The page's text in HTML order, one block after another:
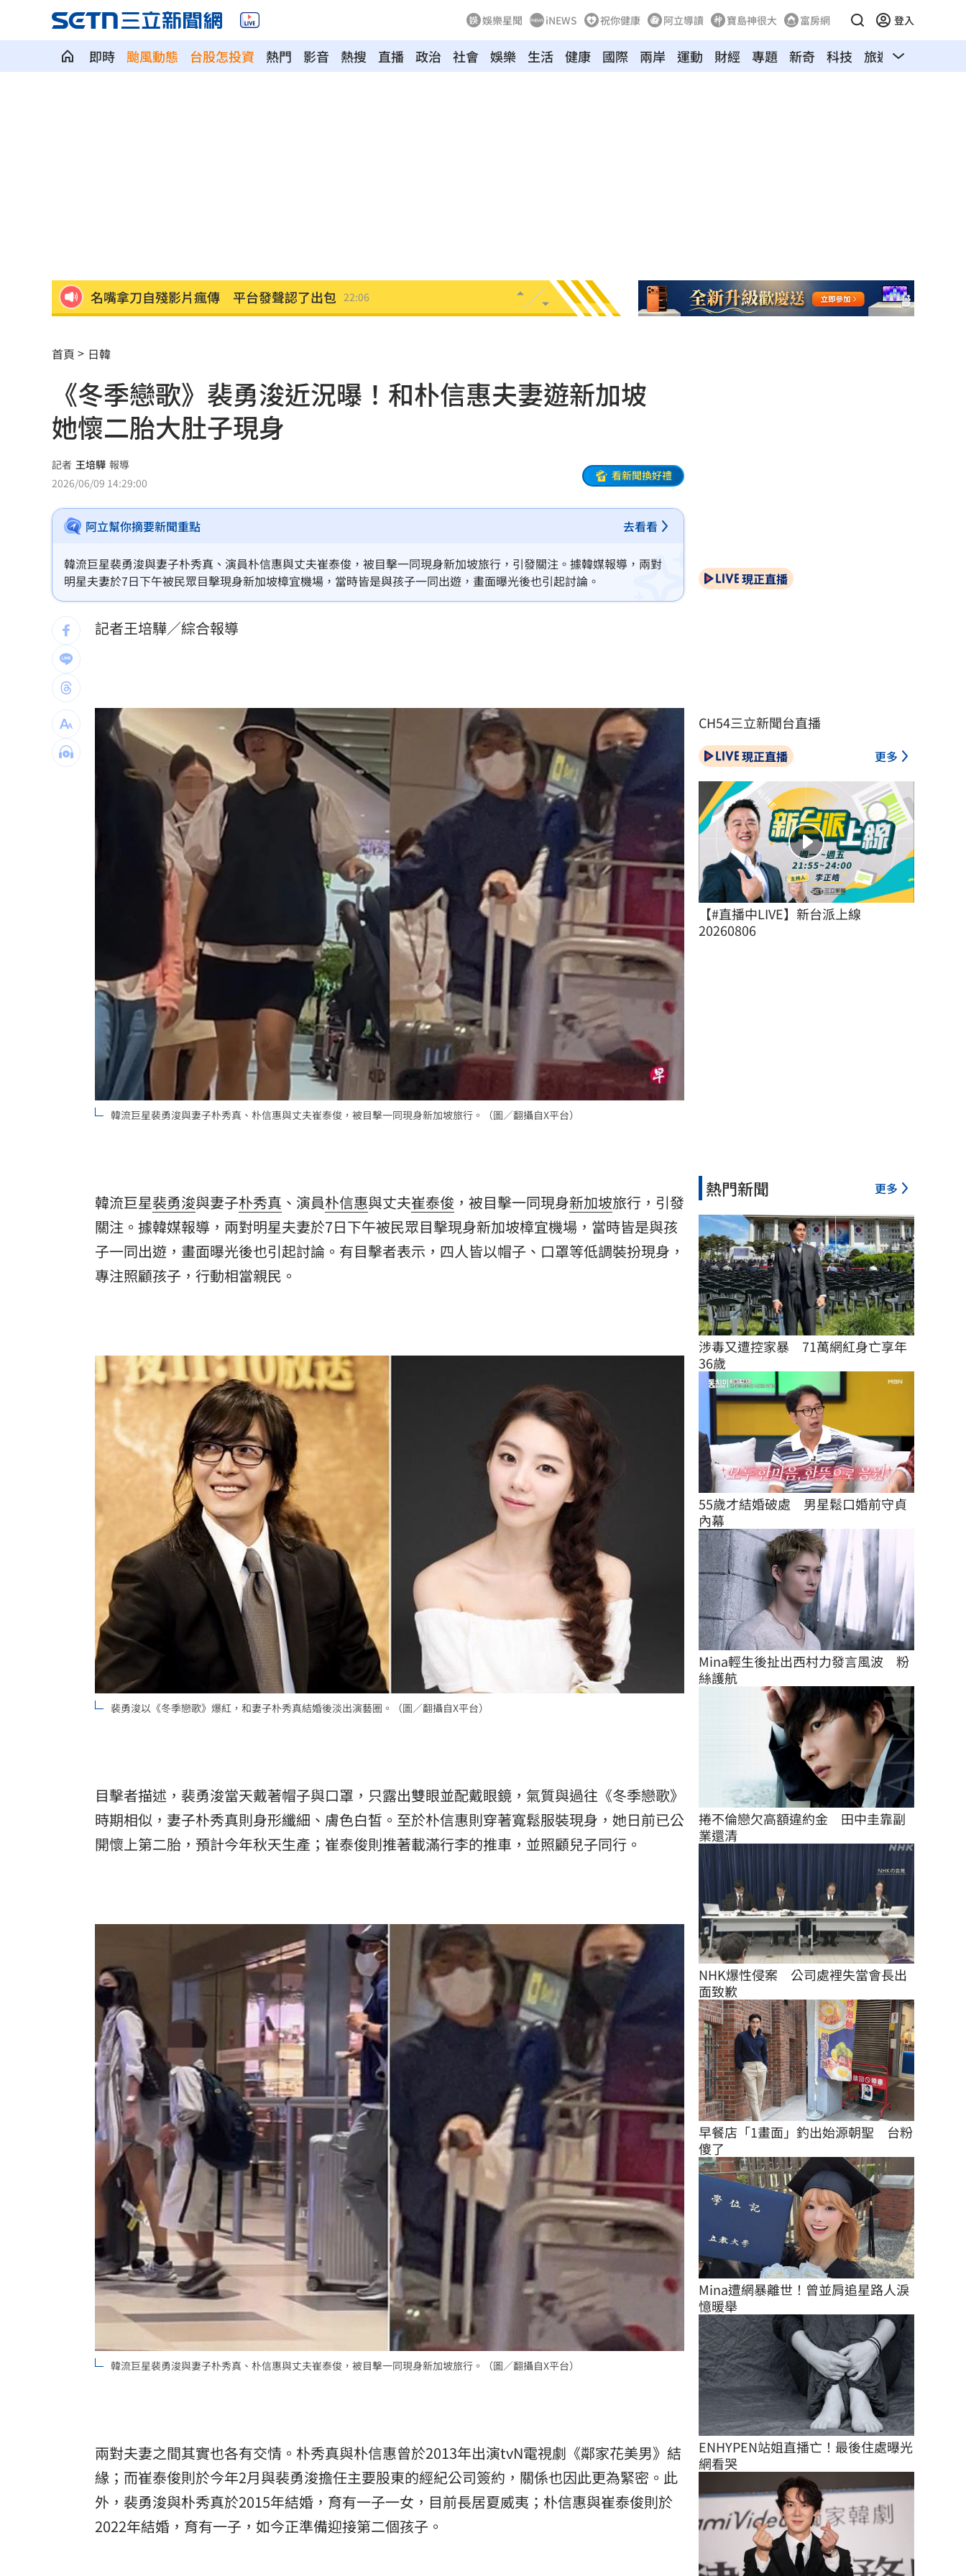
娛樂星聞 iNEWS 祝你健康 阿立導讀 寶島神很大 富房網 登入
即時 颱風動態 台股怎投資 熱門 影音 熱搜 直播 政治 社會 娛樂 生活 健康 國際 兩岸 運動 財經 專題 新奇 科技 旅遊 汽車
13場完封敗後爆發 餅總苦笑：紀錄都破了
黎智英遭重判20年！港府：終止壹傳媒調查 22:10
新／2天前最後露臉 網紅「肥大叔」離世 22:05
地方高官16歲女偷約男網友 遭性虐拍裸照
台人成田機場聽中文5字秒回頭 狂推這物 21:52
媽媽帶孩童偷辣椒罐 業者：一看是慣竊
SpaceX9億股解禁潮來襲 估恐引爆賣壓
羅志祥戲份遭重砍 回應：有存在感就好
王祖賢現蹤機場！踩4萬CHANEL真實狀態曝
竹縣黑馬！鄭朝方「技能包」驚豔全網 21:44
新／美股開盤費半下挫 台指期失守44000點
LIVE三立+24小時直播 15:27
三立iNEWS新聞台線上直播 18:00
理想混蛋號召粉絲跨海追星吃美食！ 18:15
首頁 日韓
《冬季戀歌》裴勇浚近況曝！和朴信惠夫妻遊新加坡
她懷二胎大肚子現身
記者 王培驊 報導
2026/06/09 14:29:00
看新聞換好禮
阿立幫你摘要新聞重點 去看看
韓流巨星裴勇浚與妻子朴秀真、演員朴信惠與丈夫崔泰俊，被目擊一同現身新加坡旅行，引發關注。據韓媒報導，兩對
明星夫妻於7日下午被民眾目擊現身新加坡樟宜機場，當時皆是與孩子一同出遊，畫面曝光後也引起討論。
記者王培驊／綜合報導
韓流巨星裴勇浚與妻子朴秀真、朴信惠與丈夫崔泰俊，被目擊一同現身新加坡旅行。（圖／翻攝自X平台）
韓流巨星裴勇浚與妻子朴秀真 、演員朴信惠與丈夫崔泰俊 ，被目擊一同現身新加坡旅行，引發
關注。據韓媒報導，兩對明星夫妻於7日下午被民眾目擊現身新加坡樟宜機場，當時皆是與孩
子一同出遊，畫面曝光後也引起討論。有目擊者表示，四人皆以帽子、口罩等低調裝扮現身，
專注照顧孩子，行動相當親民。
裴勇浚以《冬季戀歌》爆紅，和妻子朴秀真結婚後淡出演藝圈。（圖／翻攝自X平台）
目擊者描述，裴勇浚當天戴著帽子與口罩，只露出雙眼並配戴眼鏡，氣質與過往《冬季戀歌》
時期相似，妻子朴秀真則身形纖細、膚色白皙。至於朴信惠則穿著寬鬆服裝現身，她日前已公
開懷上第二胎，預計今年秋天生產；崔泰俊則推著載滿行李的推車，並照顧兒子同行。
韓流巨星裴勇浚與妻子朴秀真、朴信惠與丈夫崔泰俊，被目擊一同現身新加坡旅行。（圖／翻攝自X平台）
兩對夫妻之間其實也各有交情。朴秀真與朴信惠曾於2013年出演tvN電視劇《鄰家花美男》結
緣；而崔泰俊則於今年2月與裴勇浚擔任主要股東的經紀公司簽約，關係也因此更為緊密。此
外，裴勇浚與朴秀真於2015年結婚，育有一子一女，目前長居夏威夷；朴信惠與崔泰俊則於
2022年結婚，育有一子，如今正準備迎接第二個孩子。
現正直播
CH54三立新聞台直播
現正直播 更多
【#直播中LIVE】新台派上線
20260806
熱門新聞 更多
涉毒又遭控家暴　71萬網紅身亡享年
36歲
55歲才結婚破處　男星鬆口婚前守貞
內幕
Mina輕生後扯出西村力發言風波　粉
絲護航
捲不倫戀欠高額違約金　田中圭靠副
業還清
NHK爆性侵案　公司處裡失當會長出
面致歉
早餐店「1畫面」釣出始源朝聖　台粉
傻了
Mina遭網暴離世！曾並肩追星路人淚
憶暖舉
ENHYPEN站姐直播亡！最後住處曝光
網看哭